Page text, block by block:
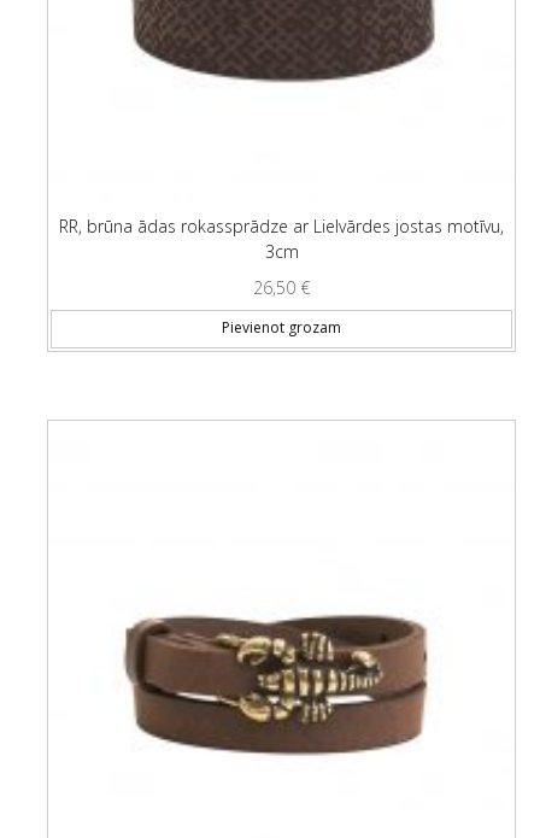
RR, brūna ādas rokassprādze ar Lielvārdes jostas motīvu,
3cm
26,50 €
Pievienot grozam